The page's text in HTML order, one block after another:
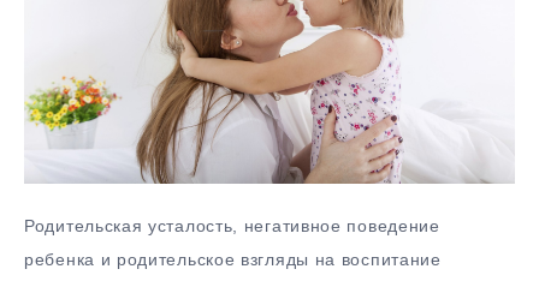
Родительская усталость, негативное поведение
ребенка и родительское взгляды на воспитание